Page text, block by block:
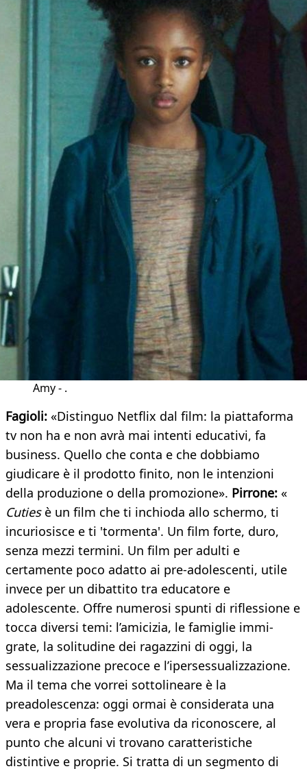
Amy - .
Fagioli: «Distinguo Netflix dal film: la piattaforma
tv non ha e non avrà mai intenti educativi, fa
business. Quello che conta e che dobbiamo
giudicare è il prodotto finito, non le intenzioni
della produzione o della promozione». Pirrone: «
Cutiesè un film che ti inchioda allo schermo, ti
incuriosisce e ti 'tormenta'. Un film forte, duro,
senza mezzi termini. Un film per adulti e
certamente poco adatto ai pre-adolescenti, utile
invece per un dibattito tra educatore e
adolescente. Offre numerosi spunti di riflessione e
tocca diversi temi: l’amicizia, le famiglie immi-
grate, la solitudine dei ragazzini di oggi, la
sessualizzazione precoce e l’ipersessualizzazione.
Ma il tema che vorrei sottolineare è la
preadolescenza: oggi ormai è considerata una
vera e propria fase evolutiva da riconoscere, al
punto che alcuni vi trovano caratteristiche
distintive e proprie. Si tratta di un segmento di